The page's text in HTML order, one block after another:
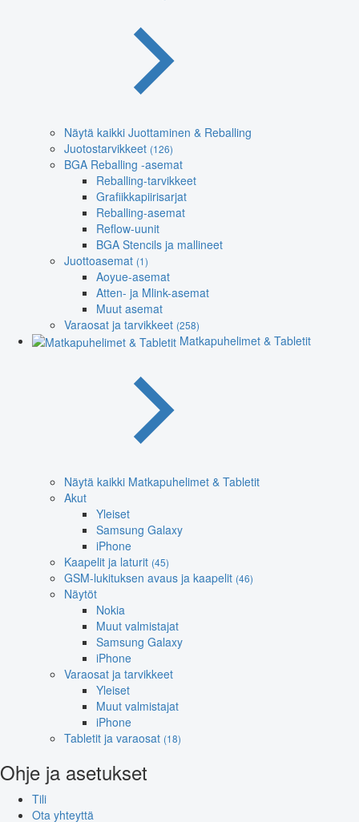
Näytä kaikki Juottaminen & Reballing
Juotostarvikkeet (126)
BGA Reballing -asemat
Reballing-tarvikkeet
Grafiikkapiirisarjat
Reballing-asemat
Reflow-uunit
BGA Stencils ja mallineet
Juottoasemat (1)
Aoyue-asemat
Atten- ja Mlink-asemat
Muut asemat
Varaosat ja tarvikkeet (258)
Matkapuhelimet & Tabletit
Näytä kaikki Matkapuhelimet & Tabletit
Akut
Yleiset
Samsung Galaxy
iPhone
Kaapelit ja laturit (45)
GSM-lukituksen avaus ja kaapelit (46)
Näytöt
Nokia
Muut valmistajat
Samsung Galaxy
iPhone
Varaosat ja tarvikkeet
Yleiset
Muut valmistajat
iPhone
Tabletit ja varaosat (18)
Ohje ja asetukset
Tili
Ota yhteyttä